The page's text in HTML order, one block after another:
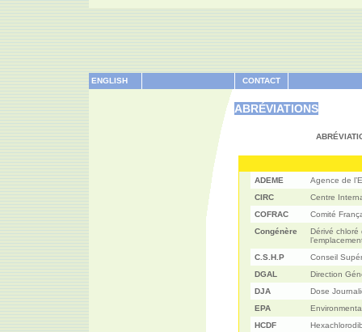
ENGLISH CONTACT
ABRÉVIATIONS
ADEME
Agence de
CIRC
Centre
COFRAC
Comité
Congénère
Dérivé
C.S.H.P
Conseil
DGAL
Direction
DJA
Dose
EPA
HCDF